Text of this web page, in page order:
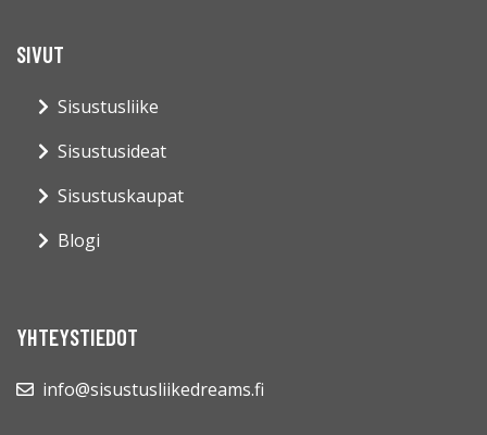
SIVUT
Sisustusliike
Sisustusideat
Sisustuskaupat
Blogi
YHTEYSTIEDOT
info@sisustusliikedreams.fi